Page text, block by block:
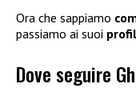
Ora che sappiamo
passiamo ai suoi
Dove seguire